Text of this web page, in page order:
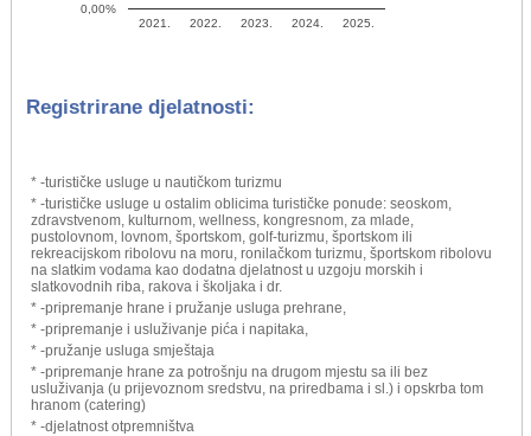
2021. 2022. 2023. 2024. 2025.
0,00%
Registrirane djelatnosti:
* -turističke usluge u nautičkom turizmu
* -turističke usluge u ostalim oblicima turističke ponude: seoskom,
zdravstvenom, kulturnom, wellness, kongresnom, za mlade,
pustolovnom, lovnom, športskom, golf-turizmu, športskom ili
rekreacijskom ribolovu na moru, ronilačkom turizmu, športskom ribolovu
na slatkim vodama kao dodatna djelatnost u uzgoju morskih i
slatkovodnih riba, rakova i školjaka i dr.
* -pripremanje hrane i pružanje usluga prehrane,
* -pripremanje i usluživanje pića i napitaka,
* -pružanje usluga smještaja
* -pripremanje hrane za potrošnju na drugom mjestu sa ili bez
usluživanja (u prijevoznom sredstvu, na priredbama i sl.) i opskrba tom
hranom (catering)
* -djelatnost otpremništva